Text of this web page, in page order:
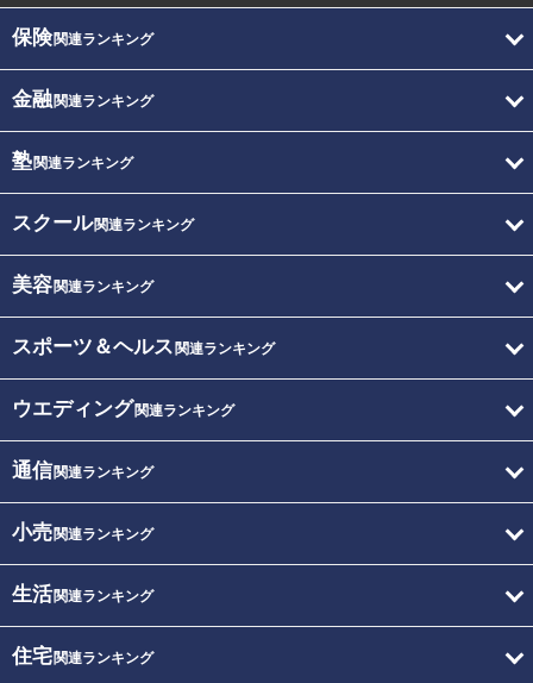
保険関連ランキング
金融関連ランキング
塾関連ランキング
スクール関連ランキング
美容関連ランキング
スポーツ＆ヘルス 関連ランキング
ウエディング関連ランキング
通信関連ランキング
小売関連ランキング
生活関連ランキング
住宅関連ランキング